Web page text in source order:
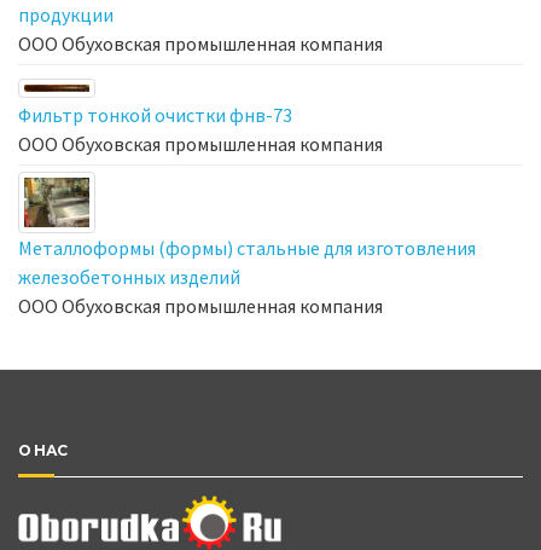
продукции
ООО Обуховская промышленная компания
Фильтр тонкой очистки фнв-73
ООО Обуховская промышленная компания
Металлоформы (формы) стальные для изготовления
железобетонных изделий
ООО Обуховская промышленная компания
О НАС